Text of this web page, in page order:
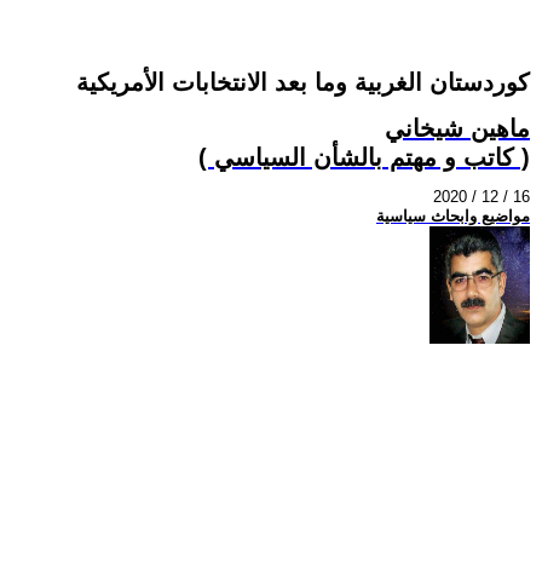
كوردستان الغربية وما بعد الانتخابات الأمريكية
ماهين شيخاني
( كاتب و مهتم بالشأن السياسي )
2020 / 12 / 16
مواضيع وابحاث سياسية